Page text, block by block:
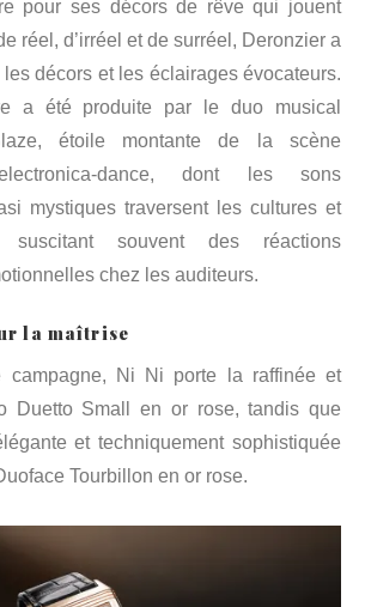
pour ses décors de rêve qui jouent
réel, d’irréel et de surréel, Deronzier a
décors et les éclairages évocateurs.
a été produite par le duo musical
étoile montante de la scène
dance, dont les sons
mystiques traversent les cultures et
suscitant souvent des réactions
chez les auditeurs.
la maîtrise
campagne, Ni Ni porte la raffinée et
Duetto Small en or rose, tandis que
et techniquement sophistiquée
Tourbillon en or rose.